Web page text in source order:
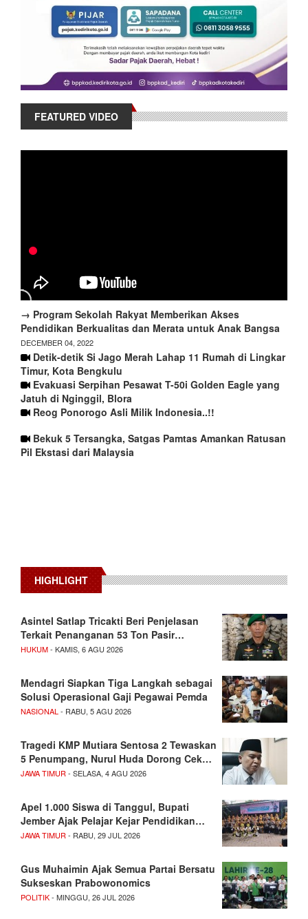
FEATURED VIDEO
→ Program Sekolah Rakyat Memberikan Akses
Pendidikan Berkualitas dan Merata untuk Anak Bangsa
DECEMBER 04, 2022
Detik-detik Si Jago Merah Lahap 11 Rumah di Lingkar
Timur, Kota Bengkulu
Evakuasi Serpihan Pesawat T-50i Golden Eagle yang
Jatuh di Nginggil, Blora
Reog Ponorogo Asli Milik Indonesia..!!
Bekuk 5 Tersangka, Satgas Pamtas Amankan Ratusan
Pil Ekstasi dari Malaysia
HIGHLIGHT
Asintel Satlap Tricakti Beri Penjelasan
Terkait Penanganan 53 Ton Pasir…
HUKUM- KAMIS, 6 AGU 2026
Mendagri Siapkan Tiga Langkah sebagai
Solusi Operasional Gaji Pegawai Pemda
NASIONAL - RABU, 5 AGU 2026
Tragedi KMP Mutiara Sentosa 2 Tewaskan
5 Penumpang, Nurul Huda Dorong Cek…
JAWA TIMUR - SELASA, 4 AGU 2026
Apel 1.000 Siswa di Tanggul, Bupati
Jember Ajak Pelajar Kejar Pendidikan…
JAWA TIMUR - RABU, 29 JUL 2026
Gus Muhaimin Ajak Semua Partai Bersatu
Sukseskan Prabowonomics
POLITIK- MINGGU, 26 JUL 2026